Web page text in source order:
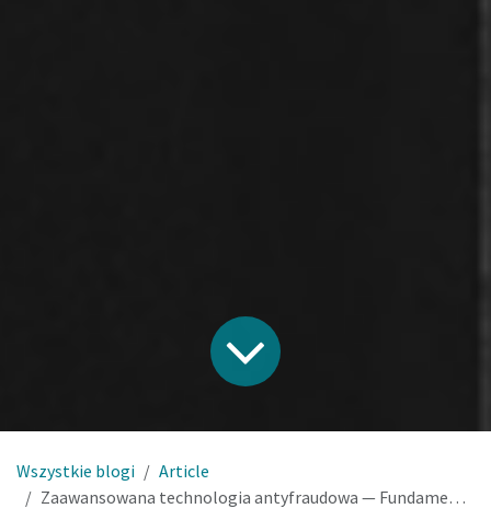
Wszystkie blogi
Article
Zaawansowana technologia antyfraudowa — Fundament wiarygodnego systemu kaucyjnego w Polsce